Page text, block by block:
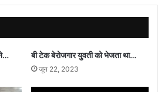
बी टेक बेरोजगार युवती को भेजता था…
जून 22, 2023